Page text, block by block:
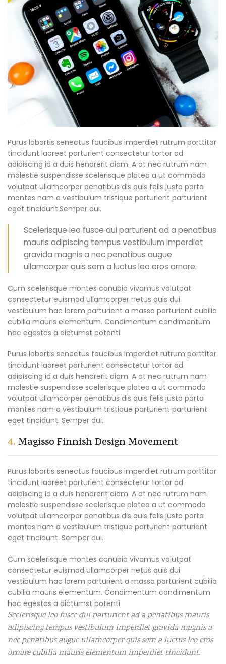
Purus lobortis senectus faucibus imperdiet rutrum porttitor
tincidunt laoreet parturient consectetur tortor ad
adipiscing id a duis hendrerit diam. A at nec rutrum nam
molestie suspendisse scelerisque platea a ut commodo
volutpat ullamcorper penatibus dis quis felis justo porta
montes nam a vestibulum tristique parturient parturient
eget tincidunt.Semper dui.
Scelerisque leo fusce dui parturient ad a penatibus
mauris adipiscing tempus vestibulum imperdiet
gravida magnis a nec penatibus augue
ullamcorper quis sem a luctus leo eros ornare.
Cum scelerisque montes conubia vivamus volutpat
consectetur euismod ullamcorper netus quis dui
vestibulum hac lorem parturient a massa parturient cubilia
cubilia mauris elementum. Condimentum condimentum
hac egestas a dictumst potenti.
Purus lobortis senectus faucibus imperdiet rutrum porttitor
tincidunt laoreet parturient consectetur tortor ad
adipiscing id a duis hendrerit diam. A at nec rutrum nam
molestie suspendisse scelerisque platea a ut commodo
volutpat ullamcorper penatibus dis quis felis justo porta
montes nam a vestibulum tristique parturient parturient
eget tincidunt. Semper dui.
4. Magisso Finnish Design Movement
Purus lobortis senectus faucibus imperdiet rutrum porttitor
tincidunt laoreet parturient consectetur tortor ad
adipiscing id a duis hendrerit diam. A at nec rutrum nam
molestie suspendisse scelerisque platea a ut commodo
volutpat ullamcorper penatibus dis quis felis justo porta
montes nam a vestibulum tristique parturient parturient
eget tincidunt. Semper dui.
Cum scelerisque montes conubia vivamus volutpat
consectetur euismod ullamcorper netus quis dui
vestibulum hac lorem parturient a massa parturient cubilia
cubilia mauris elementum. Condimentum condimentum
hac egestas a dictumst potenti.
Scelerisque leo fusce dui parturient ad a penatibus mauris
adipiscing tempus vestibulum imperdiet gravida magnis a
nec penatibus augue ullamcorper quis sem a luctus leo eros
ornare cubilia mauris elementum imperdiet tincidunt.